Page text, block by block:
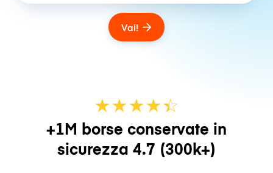
Vai!
★★★★☆
★
+1M borse conservate in
sicurezza 4.7 (300k+)